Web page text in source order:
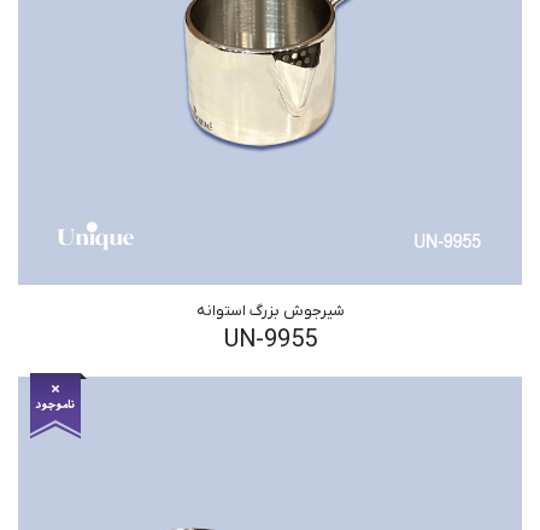
شیرجوش بزرگ استوانه
UN-9955